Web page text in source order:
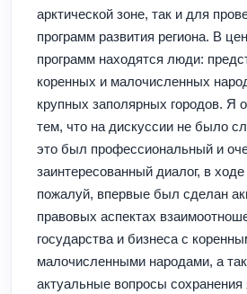
арктической зоне, так и для
программ развития региона. В
программ находятся люди:
коренных и малочисленных
крупных заполярных городов. Я
тем, что на дискуссии не было
это был профессиональный и
заинтересованный диалог, в ходе
пожалуй, впервые был сделан
правовых аспектах
государства и бизнеса с
малочисленными народами, а
актуальные вопросы сохранения